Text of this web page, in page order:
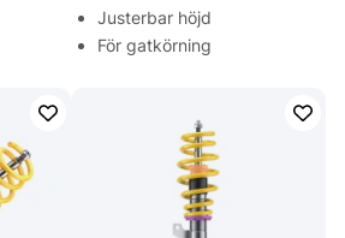
Justerbar höjd
För gatkörning